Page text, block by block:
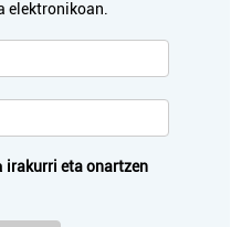
elektronikoan.
irakurri eta onartzen